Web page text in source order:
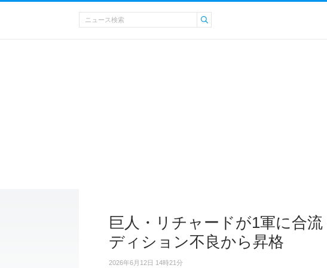
巨人・リチャードが1軍に合
ディション不良から昇格
2026年6月12日 14時21分